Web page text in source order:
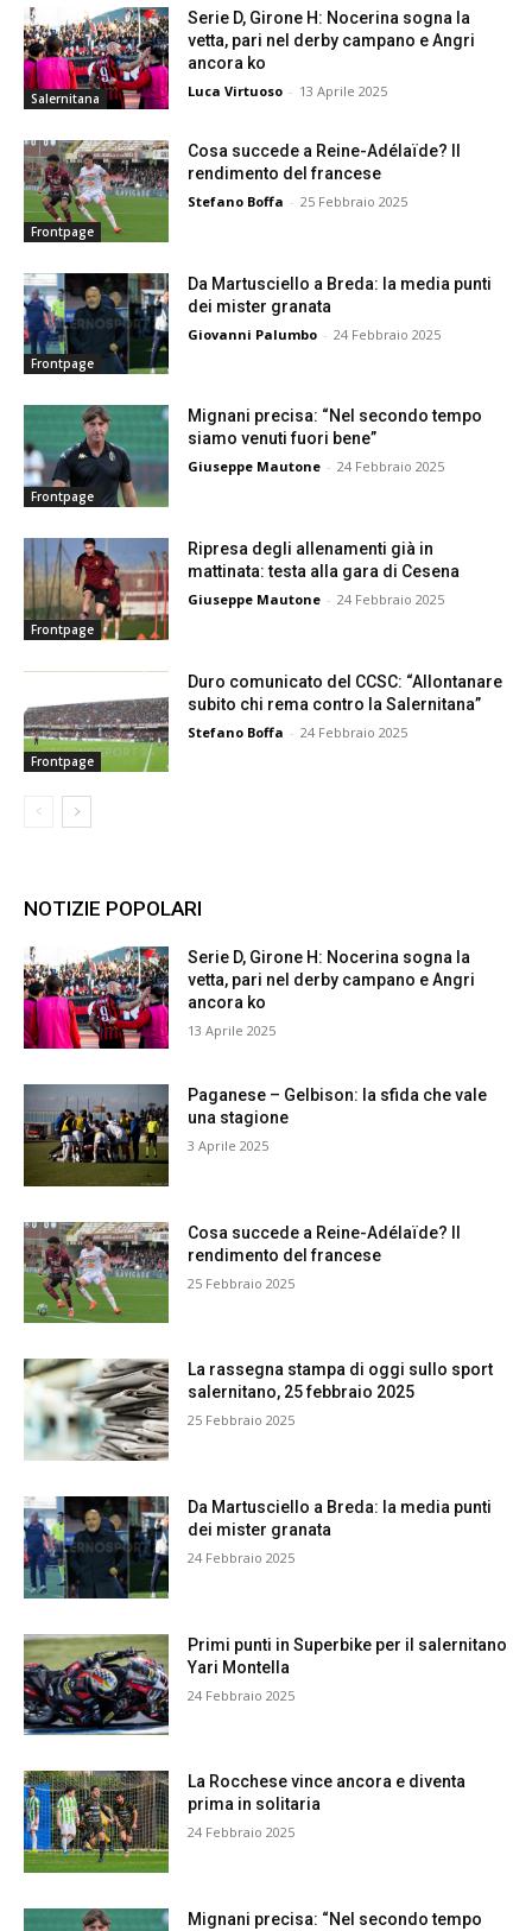
Salernitana
Serie D, Girone H: Nocerina sogna la
vetta, pari nel derby campano e Angri
ancora ko
Luca Virtuoso - 13 Aprile 2025
Frontpage
Cosa succede a Reine-Adélaïde? Il
rendimento del francese
Stefano Boffa - 25 Febbraio 2025
Frontpage
Da Martusciello a Breda: la media punti
dei mister granata
Giovanni Palumbo - 24 Febbraio 2025
Frontpage
Mignani precisa: “Nel secondo tempo
siamo venuti fuori bene”
Giuseppe Mautone - 24 Febbraio 2025
Frontpage
Ripresa degli allenamenti già in
mattinata: testa alla gara di Cesena
Giuseppe Mautone - 24 Febbraio 2025
Frontpage
Duro comunicato del CCSC: “Allontanare
subito chi rema contro la Salernitana”
Stefano Boffa - 24 Febbraio 2025
NOTIZIE POPOLARI
Serie D, Girone H: Nocerina sogna la
vetta, pari nel derby campano e Angri
ancora ko
13 Aprile 2025
Paganese – Gelbison: la sfida che vale
una stagione
3 Aprile 2025
Cosa succede a Reine-Adélaïde? Il
rendimento del francese
25 Febbraio 2025
La rassegna stampa di oggi sullo sport
salernitano, 25 febbraio 2025
25 Febbraio 2025
Da Martusciello a Breda: la media punti
dei mister granata
24 Febbraio 2025
Primi punti in Superbike per il salernitano
Yari Montella
24 Febbraio 2025
La Rocchese vince ancora e diventa
prima in solitaria
24 Febbraio 2025
Mignani precisa: “Nel secondo tempo